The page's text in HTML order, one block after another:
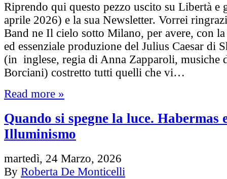
Riprendo qui questo pezzo uscito su Libertà e
aprile 2026) e la sua Newsletter. Vorrei
Band ne Il cielo sotto Milano, per avere, con
ed essenziale produzione del Julius Caesar di
(in inglese, regia di Anna Zapparoli, musiche
Borciani) costretto tutti quelli che vi…
Read more »
Quando si spegne la luce. Habermas
Illuminismo
martedì, 24 Marzo, 2026
By Roberta De Monticelli